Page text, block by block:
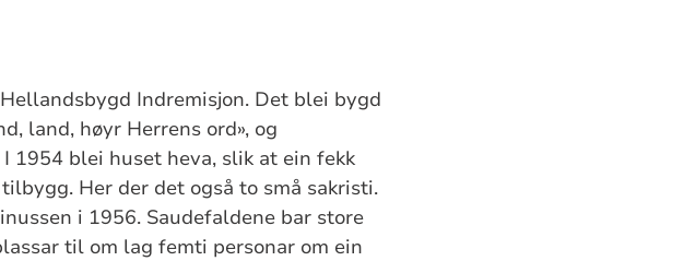
Indremisjon. Det blei bygd
land, høyr Herrens ord», og
1954 blei huset heva, slik at ein fekk
Her der det også to små sakristi.
i 1956. Saudefaldene bar store
til om lag femti personar om ein